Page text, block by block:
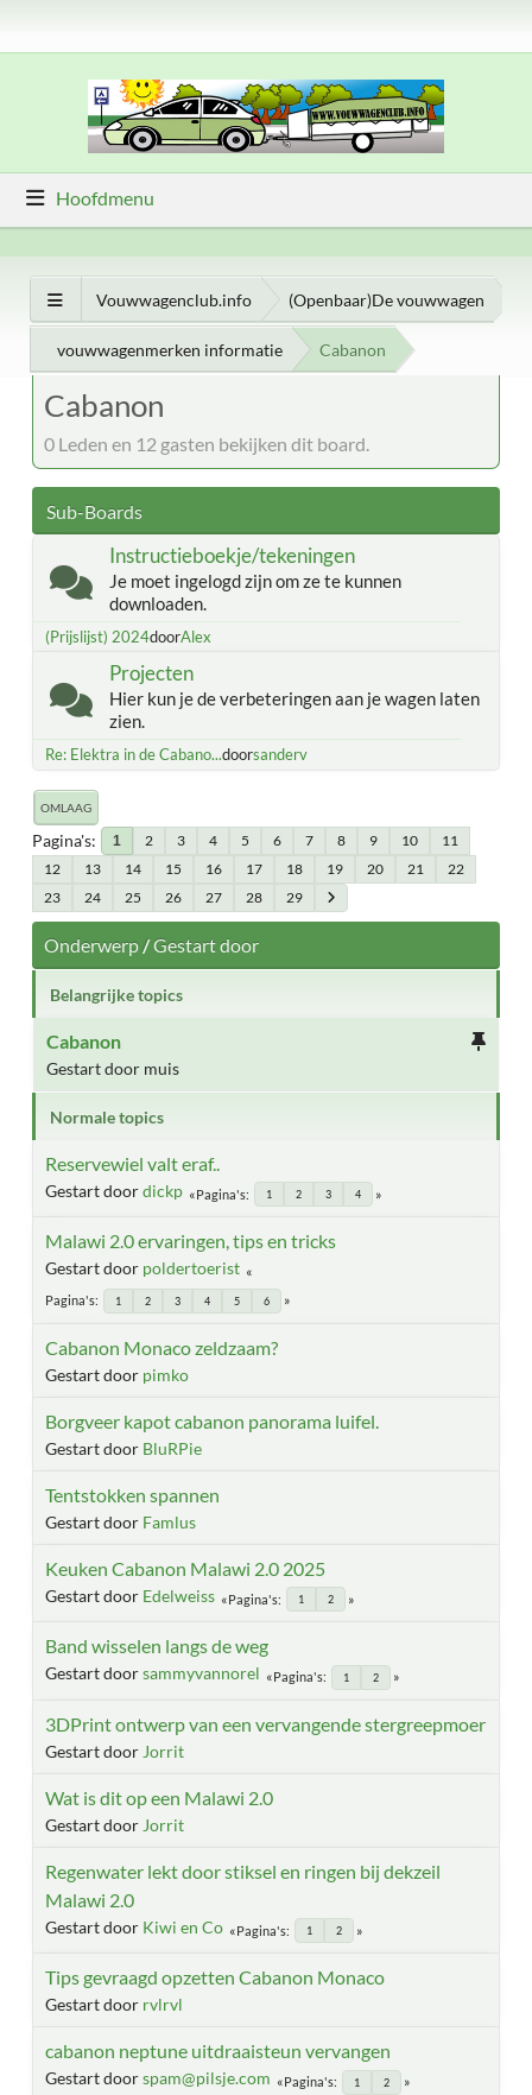
Hoofdmenu
Vouwwagenclub.info (Openbaar)De vouwwagen
vouwwagenmerken informatie Cabanon
Cabanon
0 Leden en 12 gasten bekijken dit board.
Sub-Boards
Instructieboekje/tekeningen
Je moet ingelogd zijn om ze te kunnen
downloaden.
(Prijslijst) 2024doorAlex
Projecten
Hier kun je de verbeteringen aan je wagen laten
zien.
Re: Elektra in de Cabano...doorsanderv
OMLAAG
Pagina's 1 2 3 4 5 6 7 8 9 10
11
12
13 14 15 16 17 18 19 20 21
22
23
24 25 26 27 28 29
Onderwerp/Gestart door
Belangrijke topics
Cabanon
Gestart door muis
Normale topics
Reservewiel valt eraf..
Gestart doordickp Pagina's 1 2 3 4
Malawi 2.0 ervaringen, tips en tricks
Gestart door poldertoerist
Pagina's 1 2 3 4 5 6
Cabanon Monaco zeldzaam?
Gestart door pimko
Borgveer kapot cabanon panorama luifel.
Gestart door BluRPie
Tentstokken spannen
Gestart door Famlus
Keuken Cabanon Malawi 2.0 2025
Gestart door Edelweiss Pagina's 1 2
Band wisselen langs de weg
Gestart doorsammyvannorel Pagina's 1 2
3DPrint ontwerp van een vervangende stergreepmoer
Gestart door Jorrit
Wat is dit op een Malawi 2.0
Gestart door Jorrit
Regenwater lekt door stiksel en ringen bij dekzeil
Malawi 2.0
Gestart door Kiwi en Co Pagina's 1 2
Tips gevraagd opzetten Cabanon Monaco
Gestart door rvlrvl
cabanon neptune uitdraaisteun vervangen
Gestart doorspam@pilsje.com Pagina's 1 2